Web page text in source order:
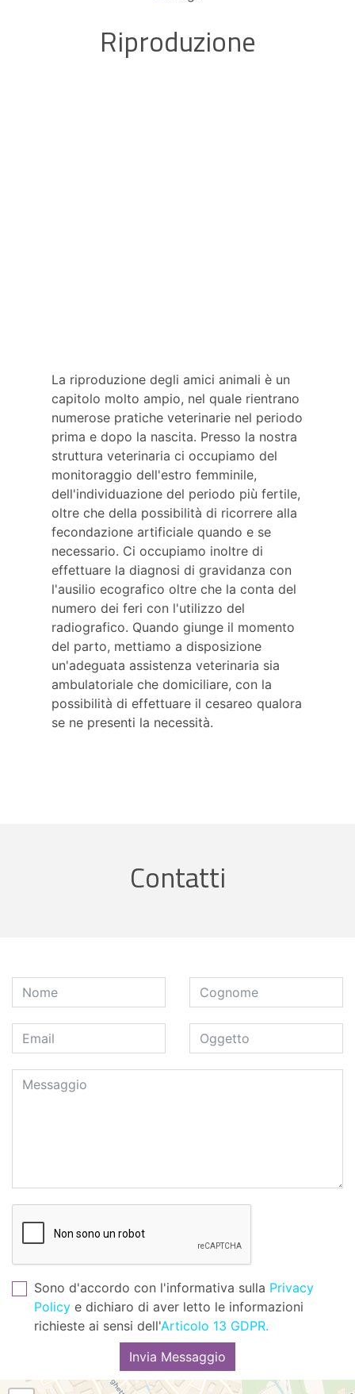
Riproduzione
La riproduzione degli amici animali è un
capitolo molto ampio, nel quale rientrano
numerose pratiche veterinarie nel periodo
prima e dopo la nascita. Presso la nostra
struttura veterinaria ci occupiamo del
monitoraggio dell'estro femminile,
dell'individuazione del periodo più fertile,
oltre che della possibilità di ricorrere alla
fecondazione artificiale quando e se
necessario. Ci occupiamo inoltre di
effettuare la diagnosi di gravidanza con
l'ausilio ecografico oltre che la conta del
numero dei feri con l'utilizzo del
radiografico. Quando giunge il momento
del parto, mettiamo a disposizione
un'adeguata assistenza veterinaria sia
ambulatoriale che domiciliare, con la
possibilità di effettuare il cesareo qualora
se ne presenti la necessità.
Contatti
Sono d'accordo con l'informativa sulla Privacy
Policy e dichiaro di aver letto le informazioni
richieste ai sensi dell'Articolo 13 GDPR.
Invia Messaggio